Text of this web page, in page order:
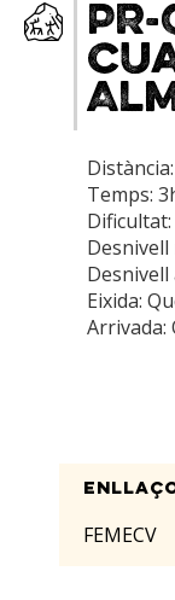
Temps:
Desnivell
Eixida:
Arrivada:
FEMECV